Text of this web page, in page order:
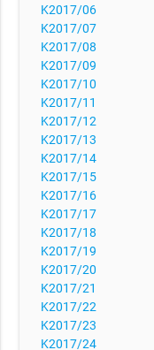
K2017/06
K2017/07
K2017/08
K2017/09
K2017/10
K2017/11
K2017/12
K2017/13
K2017/14
K2017/15
K2017/16
K2017/17
K2017/18
K2017/19
K2017/20
K2017/21
K2017/22
K2017/23
K2017/24